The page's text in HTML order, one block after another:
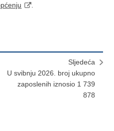
Sljedeća
U svibnju 2026. broj ukupno
zaposlenih iznosio 1 739
878